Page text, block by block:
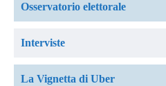
Osservatorio elettorale
Interviste
La Vignetta di Uber